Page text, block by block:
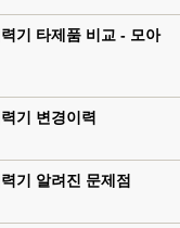
기 타제품 비교 - 모아
기 변경이력
기 알려진 문제점